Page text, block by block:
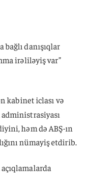
danışıqlar
irəliləyiş var”
kabinet iclası və
həm də ABŞ-ın
nümayiş etdirib.